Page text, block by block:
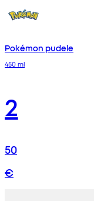
Pokémon pudele
450 ml
2
50
€